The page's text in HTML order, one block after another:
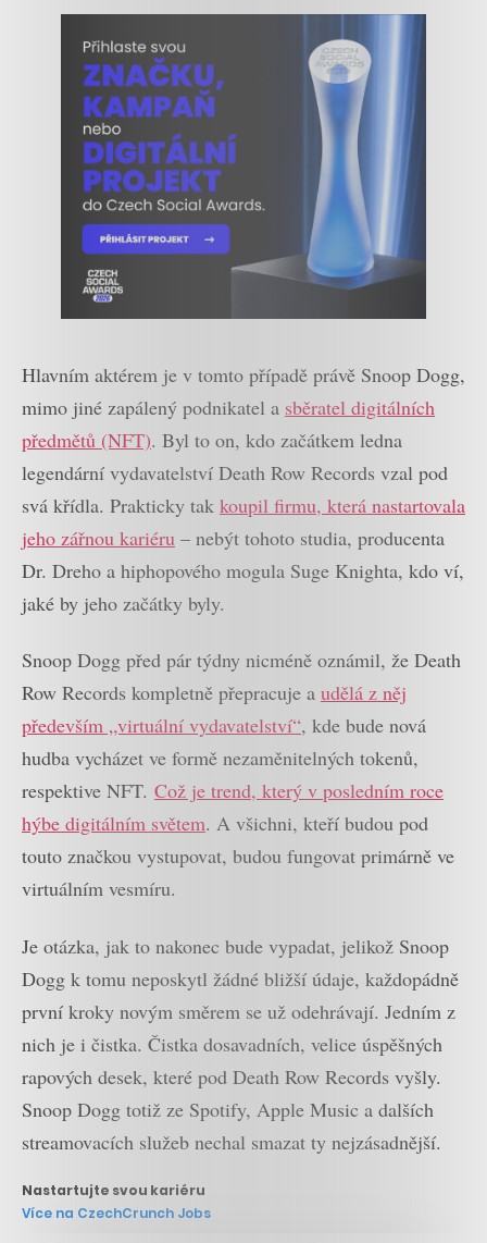
Hlavním aktérem je v tomto případě právě Snoop Dogg,
mimo jiné zapálený podnikatel a sběratel digitálních
předmětů (NFT). Byl to on, kdo začátkem ledna
legendární vydavatelství Death Row Records vzal pod
svá křídla. Prakticky tak koupil firmu, která nastartovala
jeho zářnou kariéru – nebýt tohoto studia, producenta
Dr. Dreho a hiphopového mogula Suge Knighta, kdo ví,
jaké by jeho začátky byly.
Snoop Dogg před pár týdny nicméně oznámil, že Death
Row Records kompletně přepracuje a udělá z něj
především „virtuální vydavatelství“, kde bude nová
hudba vycházet ve formě nezaměnitelných tokenů,
respektive NFT. Což je trend, který v posledním roce
hýbe digitálním světem. A všichni, kteří budou pod
touto značkou vystupovat, budou fungovat primárně ve
virtuálním vesmíru.
Je otázka, jak to nakonec bude vypadat, jelikož Snoop
Dogg k tomu neposkytl žádné bližší údaje, každopádně
první kroky novým směrem se už odehrávají. Jedním z
nich je i čistka. Čistka dosavadních, velice úspěšných
rapových desek, které pod Death Row Records vyšly.
Snoop Dogg totiž ze Spotify, Apple Music a dalších
streamovacích služeb nechal smazat ty nejzásadnější.
Nastartujte svou kariéru
Více na CzechCrunch Jobs